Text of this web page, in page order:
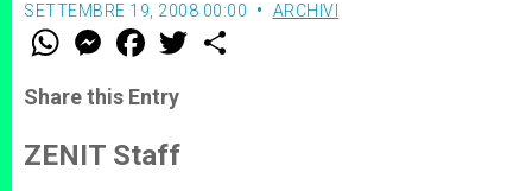
SETTEMBRE 19, 2008 00:00 ARCHIVI
W
t
s
p
p
M
e
s
e
g
e
F
a
e
b
o
k
w
Share this Entry
ZENIT Staff